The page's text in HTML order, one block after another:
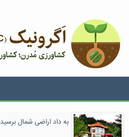
به داد اراضی شمال برسید